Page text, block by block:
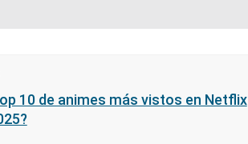
10 de animes más vistos en Netflix